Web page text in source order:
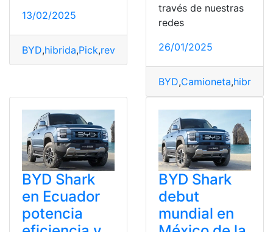
13/02/2025
BYD,hibrida,Pick,revolucionaria,Shark,Up
través de nuestras
redes
26/01/2025
BYD,Camioneta,hibrida
BYD Shark
en Ecuador
potencia
BYD Shark
debut
mundial en